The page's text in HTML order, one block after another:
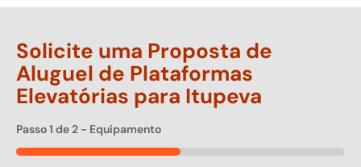
Solicite uma Proposta de
Aluguel de Plataformas
Elevatórias para Itupeva
Passo1 de2 - Equipamento
50%